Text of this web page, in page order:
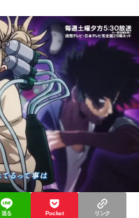
送る Pocket リンク